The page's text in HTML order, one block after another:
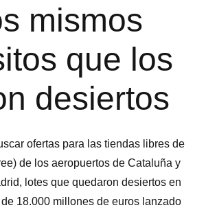
mismos
que los
desiertos
ofertas para las tiendas libres de
de los aeropuertos de Cataluña y
lotes que quedaron desiertos en
18.000 millones de euros lanzado